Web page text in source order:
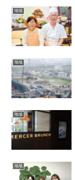
地域
地域
地域
地域